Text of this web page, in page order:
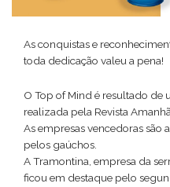
As conquistas e
toda dedicação valeu a pena!
O Top of Mind é resultado de
realizada pela Revista
As empresas vencedoras são
pelos gaúchos.
A Tramontina, empresa da
ficou em destaque pelo